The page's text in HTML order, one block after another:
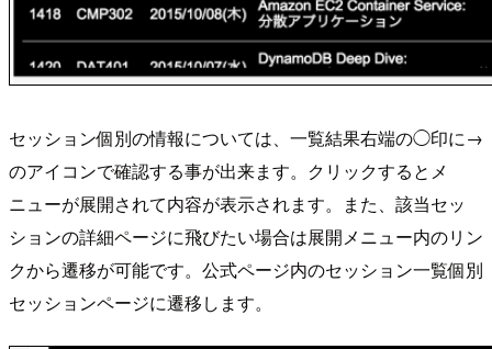
セッション個別の情報については、一覧結果右端の◯印に→
のアイコンで確認する事が出来ます。クリックするとメ
ニューが展開されて内容が表示されます。また、該当セッ
ションの詳細ページに飛びたい場合は展開メニュー内のリン
クから遷移が可能です。公式ページ内のセッション一覧個別
セッションページに遷移します。